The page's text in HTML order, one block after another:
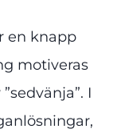
en knapp
motiveras
I